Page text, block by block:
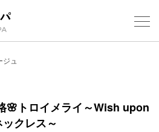
ュ
🌸トロイメライ～Wish upon
クレス～
フロア